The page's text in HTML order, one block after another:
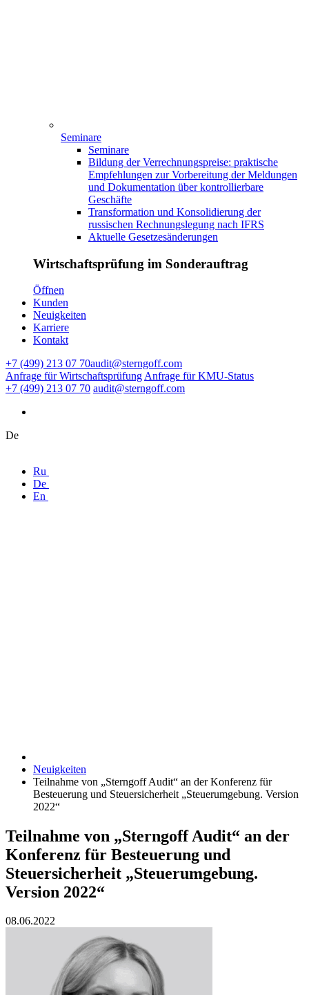
Seminare
Seminare
Bildung der Verrechnungspreise: praktische
Empfehlungen zur Vorbereitung der Meldungen
und Dokumentation über kontrollierbare
Geschäfte
Transformation und Konsolidierung der
russischen Rechnungslegung nach IFRS
Aktuelle Gesetzesänderungen
Wirtschaftsprüfung im Sonderauftrag
Ӧffnen
Kunden
Neuigkeiten
Karriere
Kontakt
+7 (499) 213 07 70audit@sterngoff.com
Anfrage für Wirtschaftsprüfung Anfrage für KMU-Status
+7 (499) 213 07 70 audit@sterngoff.com
De
Ru
De
En
Neuigkeiten
Teilnahme von „Sterngoff Audit“ an der Konferenz für
Besteuerung und Steuersicherheit „Steuerumgebung. Version
2022“
Teilnahme von „Sterngoff Audit“ an der
Konferenz für Besteuerung und
Steuersicherheit „Steuerumgebung.
Version 2022“
08.06.2022